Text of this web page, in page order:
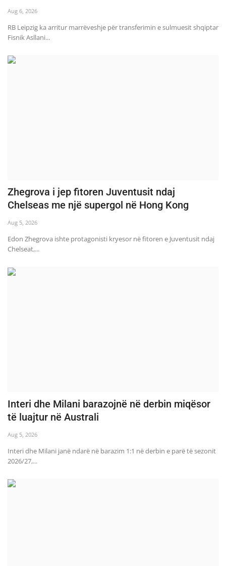
Aug 6, 2026
RB Leipzig ka arritur marrëveshje për transferimin e sulmuesit shqiptar
Fisnik Asllani...
Zhegrova i jep fitoren Juventusit ndaj
Chelseas me një supergol në Hong Kong
Aug 5, 2026
Edon Zhegrova ishte protagonisti kryesor në fitoren e Juventusit ndaj
Chelseat,...
Interi dhe Milani barazojnë në derbin miqësor
të luajtur në Australi
Aug 5, 2026
Interi dhe Milani janë ndarë në barazim 1:1 në derbin e parë të sezonit
2026/27,...